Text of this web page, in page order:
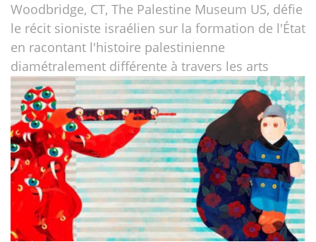
Woodbridge, CT, The Palestine Museum US, défie
le récit sioniste israélien sur la formation de l'État
en racontant l'histoire palestinienne
diamétralement différente à travers les arts